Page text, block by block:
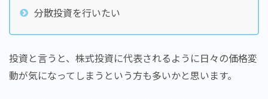
分散投資を行いたい
投資と言うと、株式投資に代表されるように日々の価格変
動が気になってしまうという方も多いかと思います。